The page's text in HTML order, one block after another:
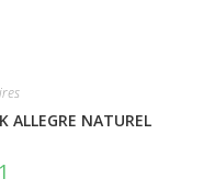
ALLEGRE NATUREL